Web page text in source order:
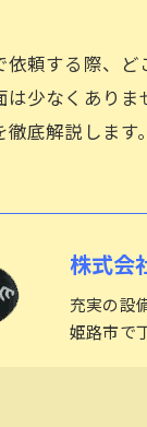
依頼する際、
は少なくあり
底解説しま
株式会
充実の設
姫路市で